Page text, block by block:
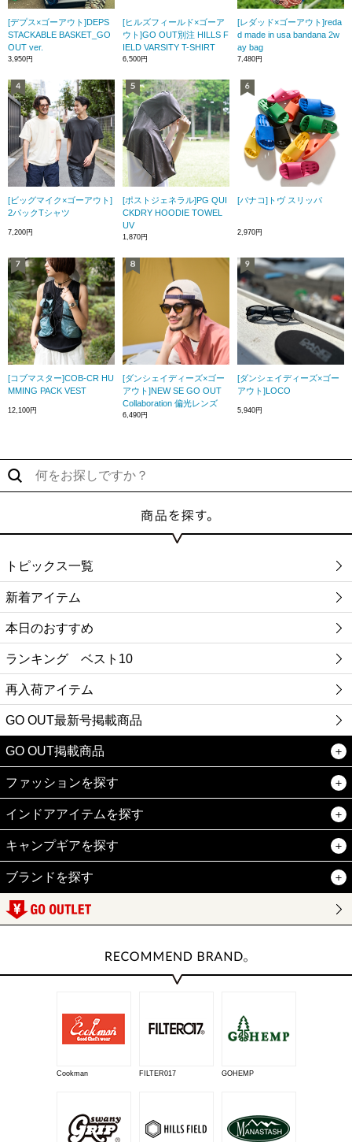
[デプス×ゴーアウト]DEPS
STACKABLE BASKET_GO
OUT ver.
3,950円
[ヒルズフィールド×ゴーア
ウト]GO OUT別注 HILLS F
IELD VARSITY T-SHIRT
6,500円
[レダッド×ゴーアウト]reda
d made in usa bandana 2w
ay bag
7,480円
[ビッグマイク×ゴーアウト]
2パックTシャツ
7,200円
[ポストジェネラル]PG QUI
CKDRY HOODIE TOWEL
UV
1,870円
[バナコ]トヴ スリッパ
2,970円
[コブマスター]COB-CR HU
MMING PACK VEST
12,100円
[ダンシェイディーズ×ゴー
アウト]NEW SE GO OUT
Collaboration 偏光レンズ
6,490円
[ダンシェイディーズ×ゴー
アウト]LOCO
5,940円
トピックス一覧
新着アイテム
本日のおすすめ
ランキング ベスト10
再入荷アイテム
GO OUT最新号掲載商品
GO OUT掲載商品
ファッションを探す
インドアアイテムを探す
キャンプギアを探す
ブランドを探す
Cookman FILTER017 GOHEMP